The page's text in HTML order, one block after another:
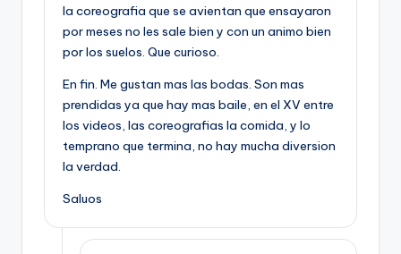
la coreografia que se avientan que ensayaron
por meses no les sale bien y con un animo bien
por los suelos. Que curioso.
En fin. Me gustan mas las bodas. Son mas
prendidas ya que hay mas baile, en el XV entre
los videos, las coreografias la comida, y lo
temprano que termina, no hay mucha diversion
la verdad.
Saluos